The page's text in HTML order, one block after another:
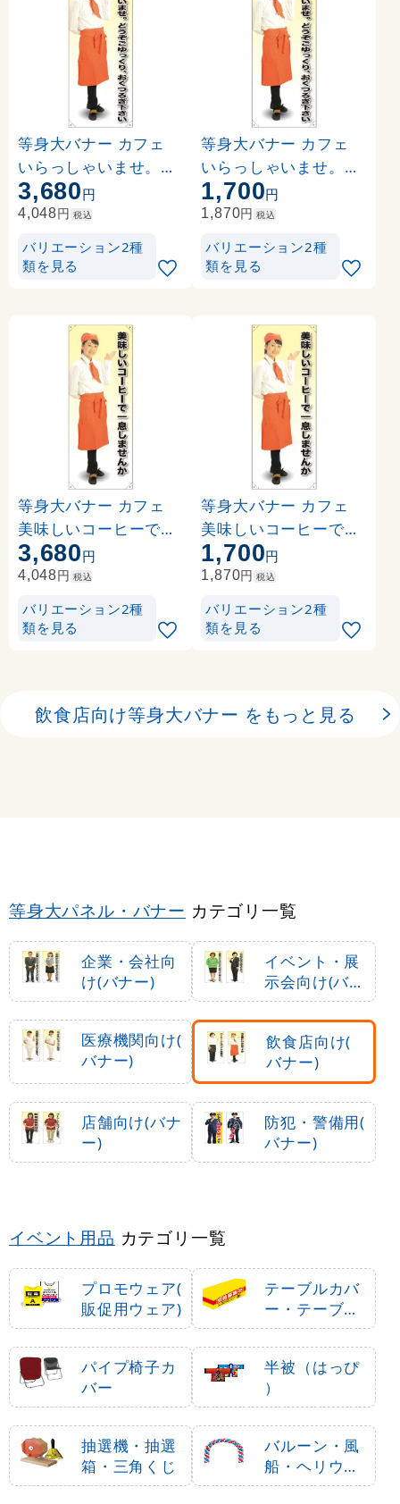
等身大バナー カフェ
いらっしゃいませ。ど
うぞごゆっくり、… 素
材:トロマット(厚手生
3,680円
4,048円 税込
バリエーション2種
類を見る
等身大バナー カフェ
いらっしゃいませ。ど
うぞごゆっくり、… 素
材:ポンジ(薄手生地) (6
1,700円
1,870円 税込
バリエーション2種
類を見る
等身大バナー カフェ
美味しいコーヒーで一
息しませんか 素材:ト
ロマット(厚手生地) (6
3,680円
4,048円 税込
バリエーション2種
類を見る
等身大バナー カフェ
美味しいコーヒーで一
息しませんか 素材:ポ
ンジ(薄手生地) (61718
1,700円
1,870円 税込
バリエーション2種
類を見る
飲食店向け等身大バナー をもっと見る
等身大パネル・バナー カテゴリ一覧
企業・会社向
け(バナー)
イベント・展
示会向け(バナ
ー)
医療機関向け(
バナー)
飲食店向け(
バナー)
店舗向け(バナ
ー)
防犯・警備用(
バナー)
イベント用品 カテゴリ一覧
プロモウェア(
販促用ウェア)
テーブルカバ
ー・テーブル
クロス
パイプ椅子カ
バー
半被（はっぴ
）
抽選機・抽選
箱・三角くじ
バルーン・風
船・ヘリウム
ガス